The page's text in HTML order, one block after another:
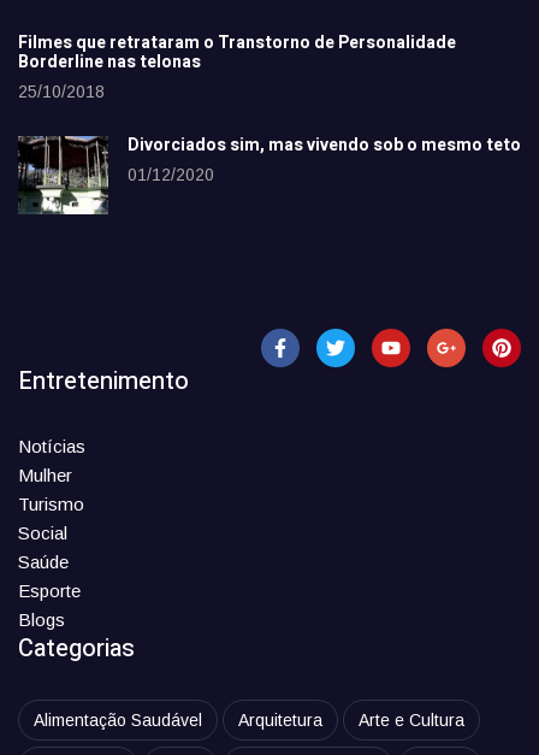
Filmes que retrataram o Transtorno de Personalidade
Borderline nas telonas
25/10/2018
Divorciados sim, mas vivendo sob o mesmo teto
01/12/2020
Entretenimento
Notícias
Mulher
Turismo
Social
Saúde
Esporte
Blogs
Categorias
Alimentação Saudável Arquitetura Arte e Cultura